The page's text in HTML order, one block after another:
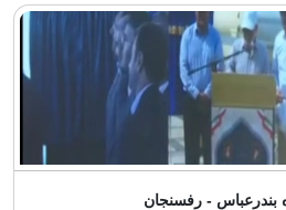
- رفسنجان